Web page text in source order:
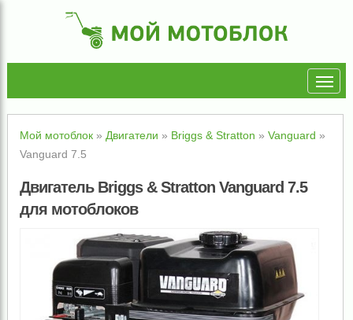
Мой мотоблок» Двигатели » Briggs & Stratton » Vanguard »
Vanguard 7.5
Двигатель Briggs & Stratton Vanguard 7.5
для мотоблоков